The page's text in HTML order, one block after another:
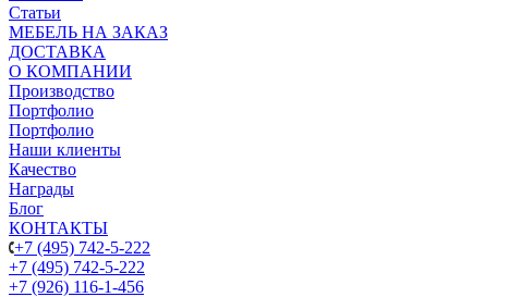
Статьи
МЕБЕЛЬ НА ЗАКАЗ
ДОСТАВКА
О КОМПАНИИ
Производство
Портфолио
Портфолио
Наши клиенты
Качество
Награды
Блог
КОНТАКТЫ
+7 (495) 742-5-222
+7 (495) 742-5-222
+7 (926) 116-1-456